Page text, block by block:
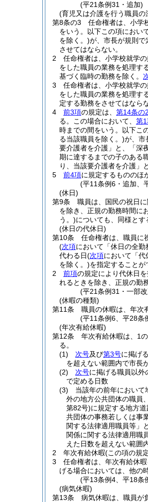
(平21条例31・追加)
(育児又は介護を行う職員
第8条の3
任命権者は、小学
をいう。以下この項におい
を除く。)が、市長が規則で
させてはならない。
2
任命権者は、小学校就学
をした職員の業務を処理す
基づく臨時の勤務を除く。
3
任命権者は、小学校就学
をした職員の業務を処理す
定する勤務をさせてはなら
4
前3項の規定は、 第14条の
る。
この場合において、 第
時までの間をいう。以下こ
る当該職員を除く。)が、市
要介護者を介護」と、「深
期に達するまでの子のある
り、当該要介護者を介護」
5
前4項に規定するもののほ
(平11条例6・追加、
(休日)
第9条
職員は、国民の祝日
を除き、正規の勤務時間に
う。)についても、同様とす
(休日の代休日)
第10条
任命権者は、職員に
(次項において「休日の全
代わる日(次項において「代
を除く。)を指定することが
2
前項の規定により代休日
れるときを除き、正規の勤
(平21条例31・一部
(休暇の種類)
第11条
職員の休暇は、年次
(平11条例6、平28条
(年次有給休暇)
第12条
年次有給休暇は、1
る。
(1)
次号及び第3号に掲げ
を超えない範囲内で市長
(2)
次号に掲げる職員以
で定める日数
(3)
当該年の前年におい
外の地方公共団体の職員
第82号)に規定する地方
共団体の事務若しくは事
関する法律適用職員等」
関係に関する法律適用職
えた日数を超えない範囲
2
年次有給休暇(この項の規
3
任命権者は、年次有給休
げる場合においては、他の
(平13条例4、平18条
(病気休暇)
第13条
病気休暇は、職員が